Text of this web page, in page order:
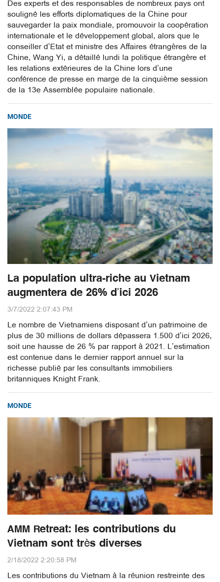
Des experts et des responsables de nombreux pays ont
souligné les efforts diplomatiques de la Chine pour
sauvegarder la paix mondiale, promouvoir la coopération
internationale et le développement global, alors que le
conseiller d’Etat et ministre des Affaires étrangères de la
Chine, Wang Yi, a détaillé lundi la politique étrangère et
les relations extérieures de la Chine lors d’une
conférence de presse en marge de la cinquième session
de la 13e Assemblée populaire nationale.
MONDE
La population ultra-riche au Vietnam
augmentera de 26% d’ici 2026
3/7/2022 2:07:43 PM
Le nombre de Vietnamiens disposant d’un patrimoine de
plus de 30 millions de dollars dépassera 1.500 d’ici 2026,
soit une hausse de 26 % par rapport à 2021. L’estimation
est contenue dans le dernier rapport annuel sur la
richesse publié par les consultants immobiliers
britanniques Knight Frank.
MONDE
AMM Retreat: les contributions du
Vietnam sont très diverses
2/18/2022 2:20:58 PM
Les contributions du Vietnam à la réunion restreinte des